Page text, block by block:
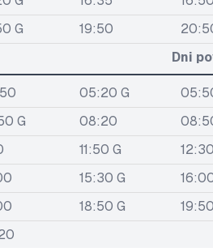
G
19:50
Dni
05:20 G
G
08:20
11:50 G 12:30
15:30 G
18:50 G 19:50